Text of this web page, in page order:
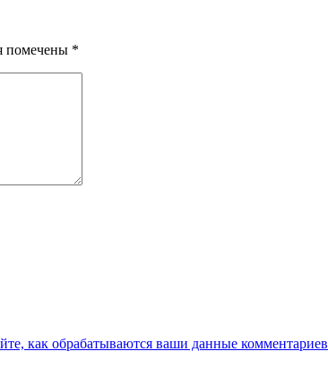
помечены *
как обрабатываются ваши данные комментариев